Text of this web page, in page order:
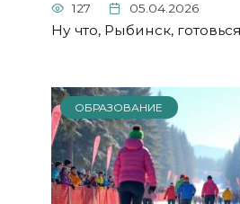
127 05.04.2026
Ну что, Рыбинск,
ОБРАЗОВАНИЕ